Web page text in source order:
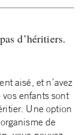
d’héritiers.
aisé, et n’avez
enfants sont
Une option
de